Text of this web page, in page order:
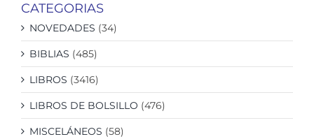
CATEGORIAS
NOVEDADES (34)
BIBLIAS (485)
LIBROS (3416)
LIBROS DE BOLSILLO (476)
MISCELÁNEOS (58)